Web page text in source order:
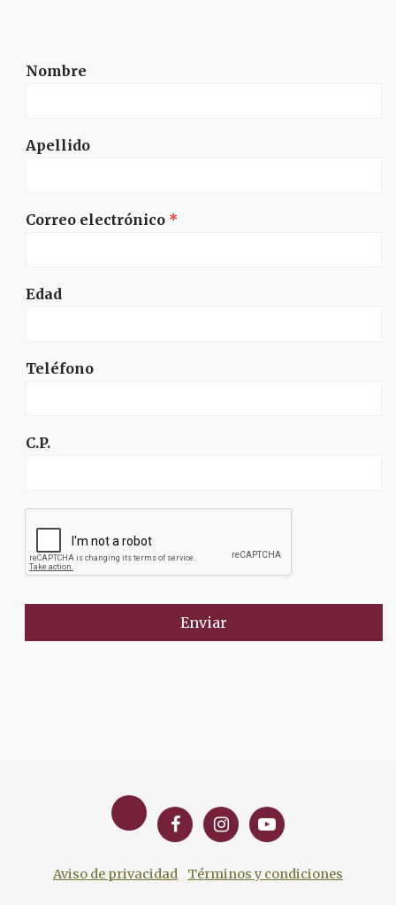
Nombre
Apellido
Correo electrónico *
Edad
Teléfono
C.P.
Enviar
Aviso de privacidad Términos y condiciones